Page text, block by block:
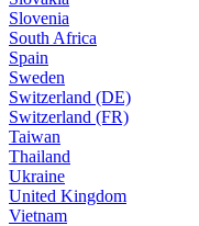
Slovenia
South Africa
Spain
Sweden
Switzerland (DE)
Switzerland (FR)
Taiwan
Thailand
Ukraine
United Kingdom
Vietnam